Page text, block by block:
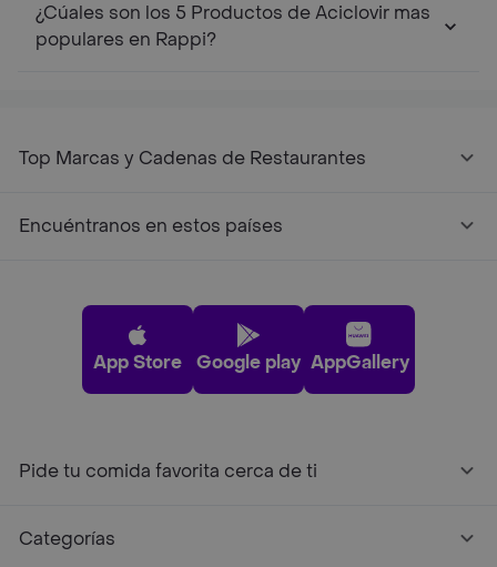
¿Cúales son los 5 Productos de Aciclovir mas
populares en Rappi?
Top Marcas y Cadenas de Restaurantes
Encuéntranos en estos países
App Store Google play AppGallery
Pide tu comida favorita cerca de ti
Categorías